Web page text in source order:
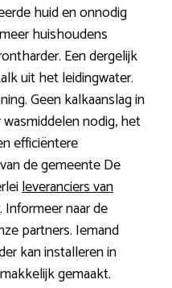
huid en onnodig
huishoudens
Een dergelijk
uit het leidingwater.
Geen kalkaanslag in
nodig, het
efficiëntere
de gemeente De
leveranciers van
. Informeer naar de
partners. Iemand
kan installeren in
gemaakt.